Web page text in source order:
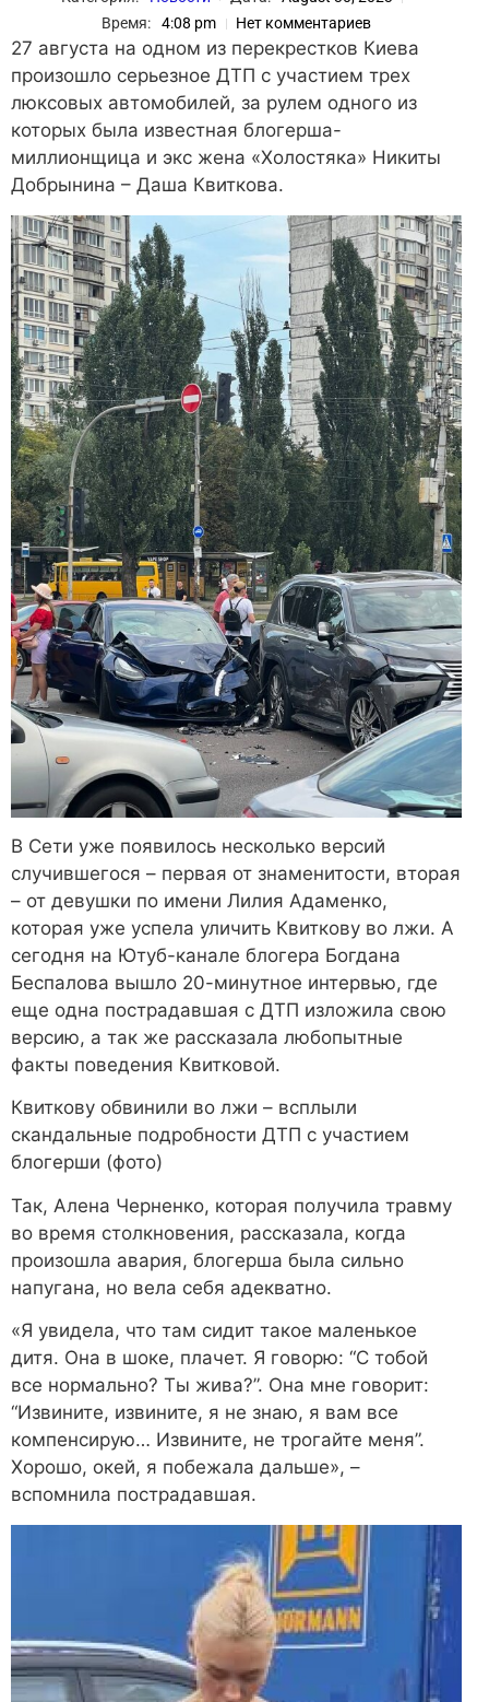
Время:
4:08 pm Нет комментариев
27 августа на одном из перекрестков Киева
произошло серьезное ДТП с участием трех
люксовых автомобилей, за рулем одного из
которых была известная блогерша-
миллионщица и экс жена «Холостяка» Никиты
Добрынина – Даша Квиткова.
В Сети уже появилось несколько версий
случившегося – первая от знаменитости, вторая
– от девушки по имени Лилия Адаменко,
которая уже успела уличить Квиткову во лжи. А
сегодня на Ютуб-канале блогера Богдана
Беспалова вышло 20-минутное интервью, где
еще одна пострадавшая с ДТП изложила свою
версию, а так же рассказала любопытные
факты поведения Квитковой.
Квиткову обвинили во лжи – всплыли
скандальные подробности ДТП с участием
блогерши (фото)
Так, Алена Черненко, которая получила травму
во время столкновения, рассказала, когда
произошла авария, блогерша была сильно
напугана, но вела себя адекватно.
«Я увидела, что там сидит такое маленькое
дитя. Она в шоке, плачет. Я говорю: “С тобой
все нормально? Ты жива?”. Она мне говорит:
“Извините, извините, я не знаю, я вам все
компенсирую… Извините, не трогайте меня”.
Хорошо, окей, я побежала дальше», –
вспомнила пострадавшая.